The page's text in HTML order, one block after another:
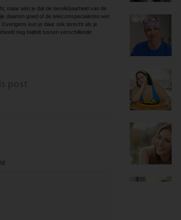
maar wist je dat de bereikbaarheid van de
daarom goed of de telecomspecialisten wel
kun je daar ook terecht als je
nog twijfelt tussen verschillende
post